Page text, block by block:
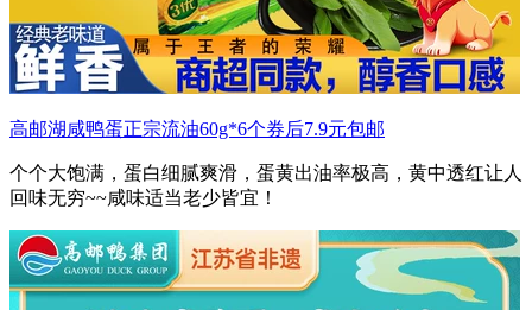
高邮湖咸鸭蛋正宗流油60g*6个券后7.9元包邮
个个大饱满，蛋白细腻爽滑，蛋黄出油率极高，黄中透红让人
回味无穷~~咸味适当老少皆宜！